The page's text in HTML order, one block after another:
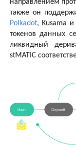
направлением
также он
Polkadot, Kusama и
токенов данных
ликвидный
stMATIC